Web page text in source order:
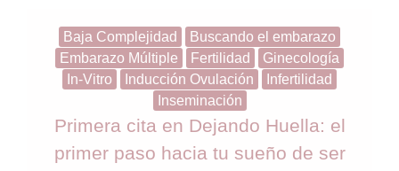
Baja Complejidad
Buscando el embarazo
Embarazo Múltiple
Fertilidad
Ginecología
In-Vitro
Inducción Ovulación
Infertilidad
Inseminación
Primera cita en Dejando Huella: el
primer paso hacia tu sueño de ser